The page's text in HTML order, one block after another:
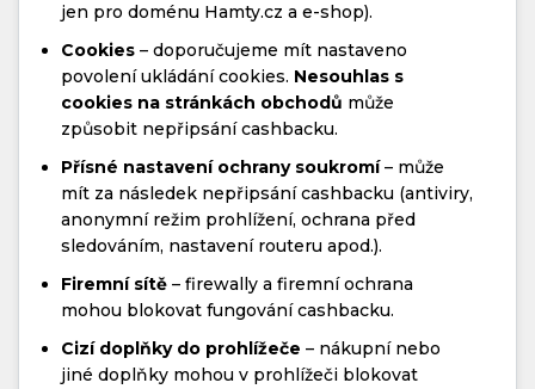
jen pro doménu Hamty.cz a e-shop).
Cookies – doporučujeme mít nastaveno
povolení ukládání cookies. Nesouhlas s
cookies na stránkách obchodů může
způsobit nepřipsání cashbacku.
Přísné nastavení ochrany soukromí– může
mít za následek nepřipsání cashbacku (antiviry,
anonymní režim prohlížení, ochrana před
sledováním, nastavení routeru apod.).
Firemní sítě – firewally a firemní ochrana
mohou blokovat fungování cashbacku.
Cizí doplňky do prohlížeče – nákupní nebo
jiné doplňky mohou v prohlížeči blokovat